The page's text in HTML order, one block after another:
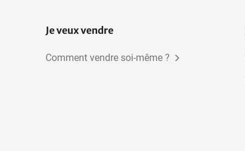
Je veux vendre
Comment vendre soi-même ?